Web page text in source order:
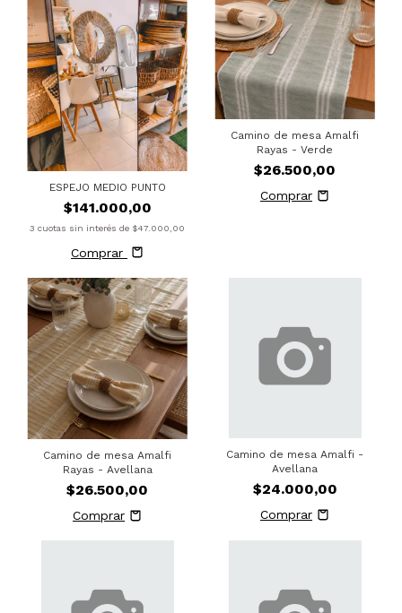
ESPEJO MEDIO PUNTO
$141.000,00
3 cuotas sin interés de $47.000,00
Comprar
Camino de mesa Amalfi
Rayas - Verde
$26.500,00
Camino de mesa Amalfi
Rayas - Avellana
$26.500,00
Camino de mesa Amalfi -
Avellana
$24.000,00